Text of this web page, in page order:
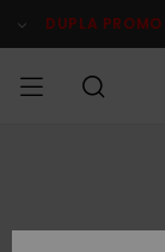
do
DUPLA PROMO
MENINO